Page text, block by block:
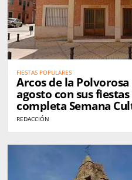
FIESTAS POPULARES
Arcos de la
agosto con sus
completa Semana
REDACCIÓN